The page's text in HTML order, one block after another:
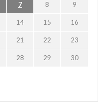
7 8 9
14 15 16
21 22 23
28 29 30